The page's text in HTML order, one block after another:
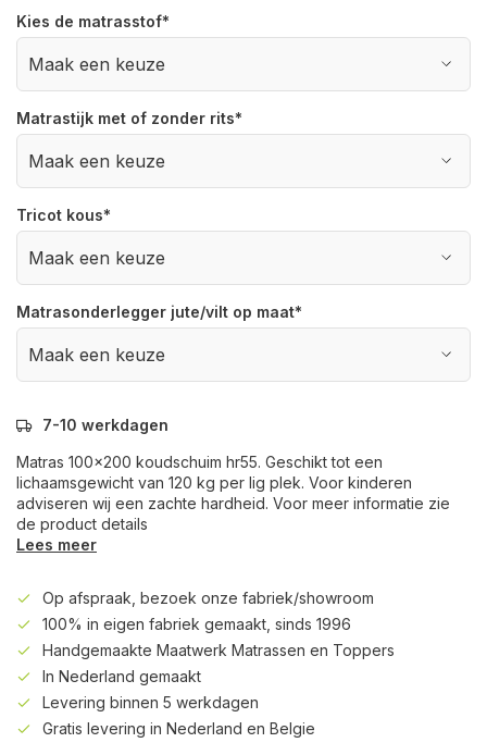
Kies de matrasstof*
Matrastijk met of zonder rits*
Tricot kous*
Matrasonderlegger jute/vilt op maat*
7-10 werkdagen
Matras 100x200 koudschuim hr55. Geschikt tot een
lichaamsgewicht van 120 kg per lig plek. Voor kinderen
adviseren wij een zachte hardheid. Voor meer informatie zie
de product details
Lees meer
Op afspraak, bezoek onze fabriek/showroom
100% in eigen fabriek gemaakt, sinds 1996
Handgemaakte Maatwerk Matrassen en Toppers
In Nederland gemaakt
Levering binnen 5 werkdagen
Gratis levering in Nederland en Belgie